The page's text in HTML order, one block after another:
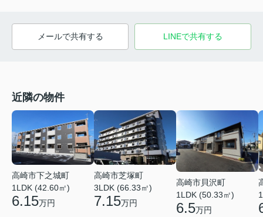
メールで共有する LINEで共有する
近隣の物件
高崎市下之城町
1LDK (42.60㎡)
6.15万円
高崎市芝塚町
3LDK (66.33㎡)
7.15万円
高崎市貝沢町
1LDK (50.33㎡)
6.5万円